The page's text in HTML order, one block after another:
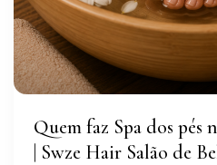
Quem faz Spa dos pés
| Swze Hair Salão de